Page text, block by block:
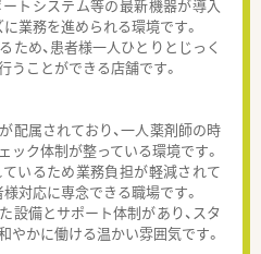
トシステム等の最新機器が導入
業務を進められる環境です。
め、患者様一人ひとりとじっく
うことができる店舗です。
属されており、一人薬剤師の時
ク体制が整っている環境です。
いるため業務負担が軽減されて
対応に専念できる職場です。
備とサポート体制があり、スタ
やかに働ける温かい雰囲気です。